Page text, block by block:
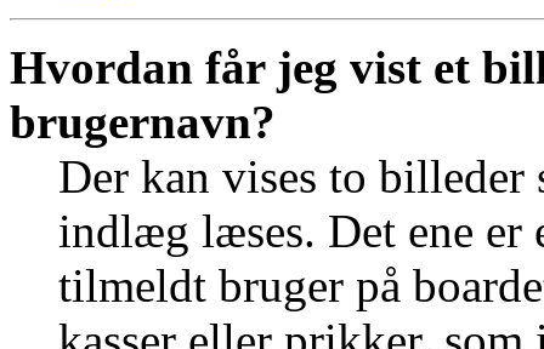
Hvordan får jeg vist et
brugernavn?
Der kan vises to billeder
indlæg læses. Det ene
tilmeldt bruger på